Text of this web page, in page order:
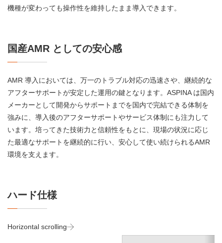
機種が変わっても操作性を維持したまま導入できます。
国産AMR としての安心感
AMR 導入においては、万一のトラブル対応の迅速さや、継続的な
アフターサポートが安定した運用の鍵となります。ASPINA は国内
メーカーとして開発からサポートまでを国内で完結できる体制を
強みに、導入後のアフターサポートやサービス体制にも注力して
います。培ってきた技術力と信頼性をもとに、現場の状況に応じ
た最適なサポートを継続的に行い、安心して使い続けられるAMR
環境を支えます。
ハード仕様
Horizontal scrolling